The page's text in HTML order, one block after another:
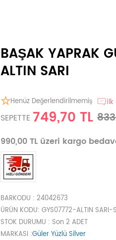
BAŞAK YAPRAK
ALTIN SARI
Henüz Değerlendirilmemiş İlk
SEPETTE 749,70 TL
990,00 TL üzeri kargo
BARKODU : 24042673
ÜRÜN KODU: GYS07772-ALTIN SARI-
STOK DURUMU : Son 2 ADET
MARKASI :Güler Yüzlü Silver